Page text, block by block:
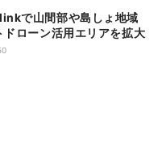
で山間部や島しょ地域
ドローン活用エリアを拡大